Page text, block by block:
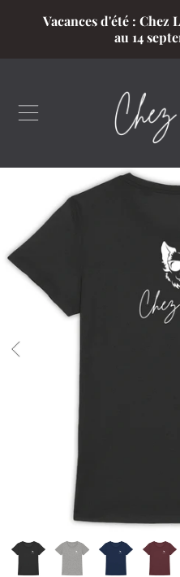
ALLER AU CONTENU
Vacances d'été : Chez
au 14
ALLER AUX